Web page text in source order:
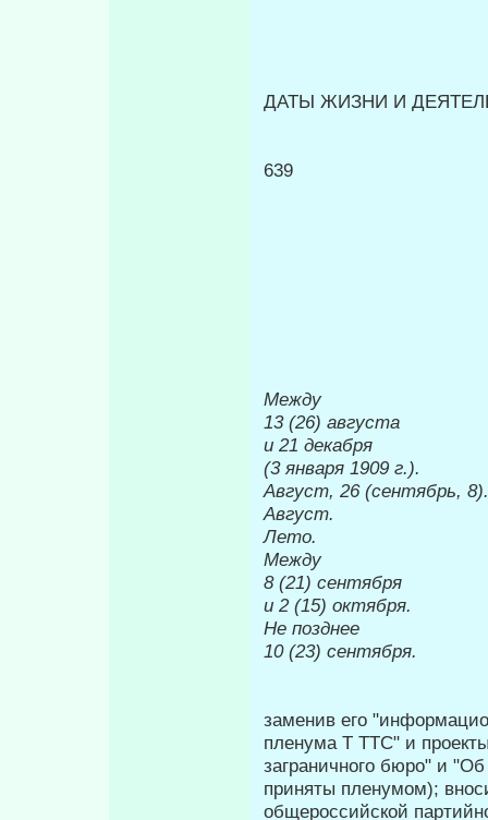
ДАТЫ ЖИЗНИ И
639
Между
13 (26) августа
и 21 декабря
(3 января 1909 г.).
Август, 26 (сентябрь, 8).
Август.
Лето.
Между
8 (21) сентября
и 2 (15) октября.
Не позднее
10 (23) сентября.
заменив его
пленума Τ TTC" и
заграничного бюро" и
приняты пленумом);
общероссийской